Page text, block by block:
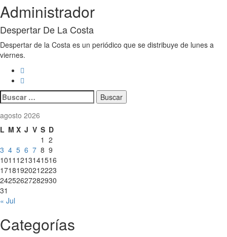
Administrador
Despertar De La Costa
Despertar de la Costa es un periódico que se distribuye de lunes a
viernes.
Buscar:
agosto 2026
L M X J V S D
1 2
3 4 5 6 7 8 9
1011 1213141516
17181920212223
24252627282930
31
« Jul
Categorías